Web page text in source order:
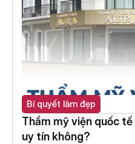
Bí quyết làm đẹp
Thẩm mỹ viện quốc
uy tín không?